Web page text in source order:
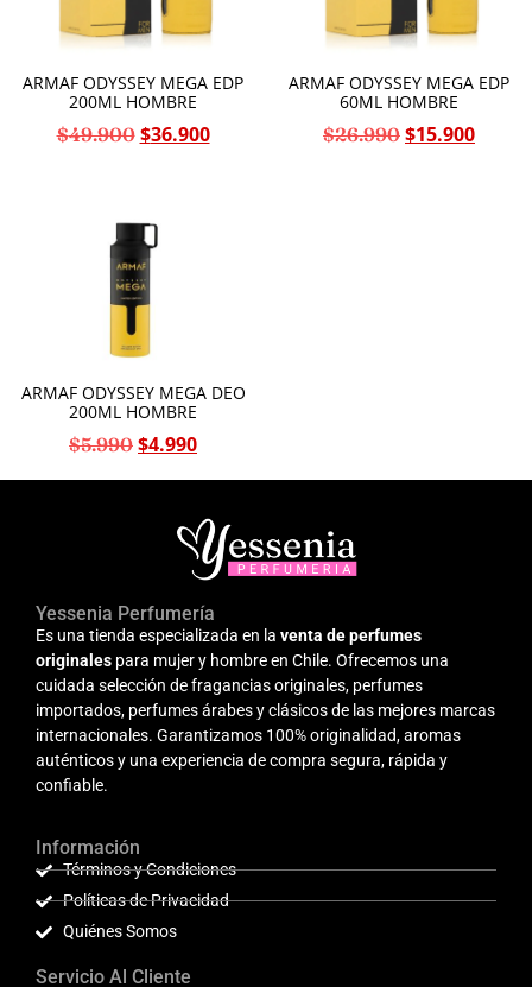
ARMAF ODYSSEY MEGA EDP
200ML HOMBRE
$49.900 $36.900
ARMAF ODYSSEY MEGA EDP
60ML HOMBRE
$26.990 $15.900
ARMAF ODYSSEY MEGA DEO
200ML HOMBRE
$5.990 $4.990
Yessenia Perfumería
Es una tienda especializada en la venta de perfumes
originales para mujer y hombre en Chile. Ofrecemos una
cuidada selección de fragancias originales, perfumes
importados, perfumes árabes y clásicos de las mejores marcas
internacionales. Garantizamos 100% originalidad, aromas
auténticos y una experiencia de compra segura, rápida y
confiable.
Información
Términos y Condiciones
Políticas de Privacidad
Quiénes Somos
Servicio Al Cliente